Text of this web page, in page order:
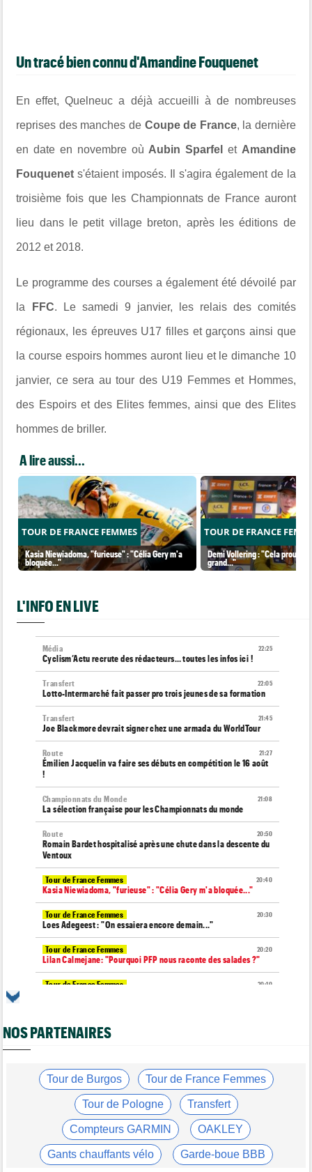
Un tracé bien connu d'Amandine Fouquenet
En effet, Quelneuc a déjà accueilli à de nombreuses
reprises des manches de Coupe de France, la dernière
en date en novembre où Aubin Sparfel et Amandine
Fouquenets'étaient imposés. Il s'agira également de la
troisième fois que les Championnats de France auront
lieu dans le petit village breton, après les éditions de
2012 et 2018.
Le programme des courses a également été dévoilé par
la FFC. Le samedi 9 janvier, les relais des comités
régionaux, les épreuves U17 filles et garçons ainsi que
la course espoirs hommes auront lieu et le dimanche 10
janvier, ce sera au tour des U19 Femmes et Hommes,
des Espoirs et des Elites femmes, ainsi que des Elites
hommes de briller.
A lire aussi...
TOUR DE FRANCE FEMMES
Kasia Niewiadoma, "furieuse" : "Célia Gery m'a
bloquée..."
TOUR DE FRANCE
Demi Vollering : "Cela prouve
grand..."
L'INFO EN LIVE
22:25
Média
Cyclism’Actu recrute des rédacteurs… toutes les infos ici !
22:05
Transfert
Lotto-Intermarché fait passer pro trois jeunes de sa formation
21:45
Transfert
Joe Blackmore devrait signer chez une armada du WorldTour
21:27
Route
Émilien Jacquelin va faire ses débuts en compétition le 16 août
!
21:08
Championnats du Monde
La sélection française pour les Championnats du monde
20:50
Route
Romain Bardet hospitalisé après une chute dans la descente du
Ventoux
20:40
Tour de France Femmes
Kasia Niewiadoma, "furieuse" : "Célia Gery m'a bloquée..."
20:30
Tour de France Femmes
Loes Adegeest : "On essaiera encore demain..."
20:20
Tour de France Femmes
Lilan Calmejane: "Pourquoi PFP nous raconte des salades ?"
20:10
Tour de France Femmes
Niedermaier : "J’ai dit à Kasia que ce n’est pas fini"
19:32
Tour de France Femmes
Lorena Wiebes : "Je dois encore finir la journée de demain"
Tour de France Femmes
Demi Vollering : "Cela prouve que si on rêve en grand..."
19:04
Tour d'Espagne
Le parcours de la 20e étape modifié à cause d'éboulements
NOS PARTENAIRES
Tour de Burgos Tour de France Femmes
Tour de Pologne Transfert
Compteurs GARMIN OAKLEY
Gants chauffants vélo Garde-boue BBB